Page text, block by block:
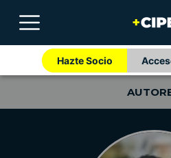
Hazte Socio